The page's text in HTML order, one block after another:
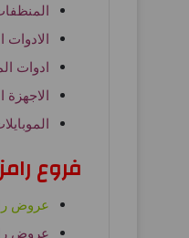
الادوات
ادوات
الاجهزة
فروع
عروض
عروض